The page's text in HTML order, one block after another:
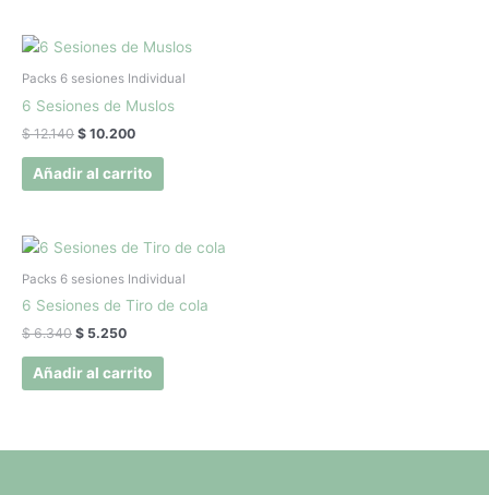
Packs 6 sesiones Individual
6 Sesiones de Muslos
$12.140
El
original
$ 12.140.
$ 10.200
El
actual
$ 10.200.
Añadir al carrito
Packs 6 sesiones Individual
6 Sesiones de Tiro de cola
$6.340
El
original
$ 6.340.
$ 5.250
El
actual
$ 5.250.
Añadir al carrito